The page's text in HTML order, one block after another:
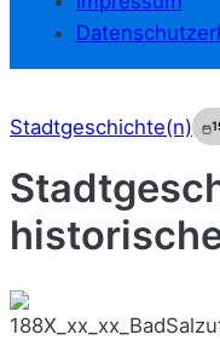
Stadtgeschichte(n)